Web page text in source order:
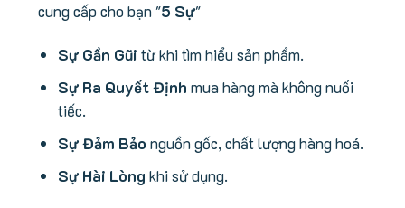
cung cấp cho bạn "5 Sự"
Sự Gần Gũi từ khi tìm hiểu sản phẩm.
Sự Ra Quyết Định mua hàng mà không nuối
tiếc.
Sự Đảm Bảo nguồn gốc, chất lượng hàng hoá.
Sự Hài Lòng khi sử dụng.